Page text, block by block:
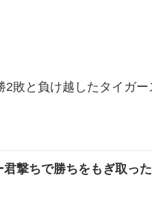
敗と負け越したタイガー
撃ちで勝ちをもぎ取っ